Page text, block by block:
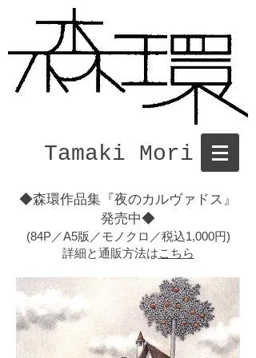
Tamaki Mori
◆森環作品集『夜のカルヴァドス』
発売中◆
(84P／A5版／モノクロ／税込1,000円)
​詳細と通販方法はこちら